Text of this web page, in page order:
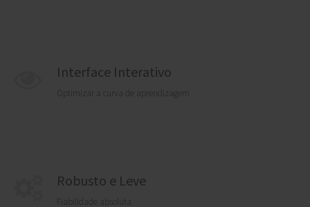
Interface Interativo
Optimizar a curva de aprendizagem
Robusto e Leve
Fiabilidade absoluta